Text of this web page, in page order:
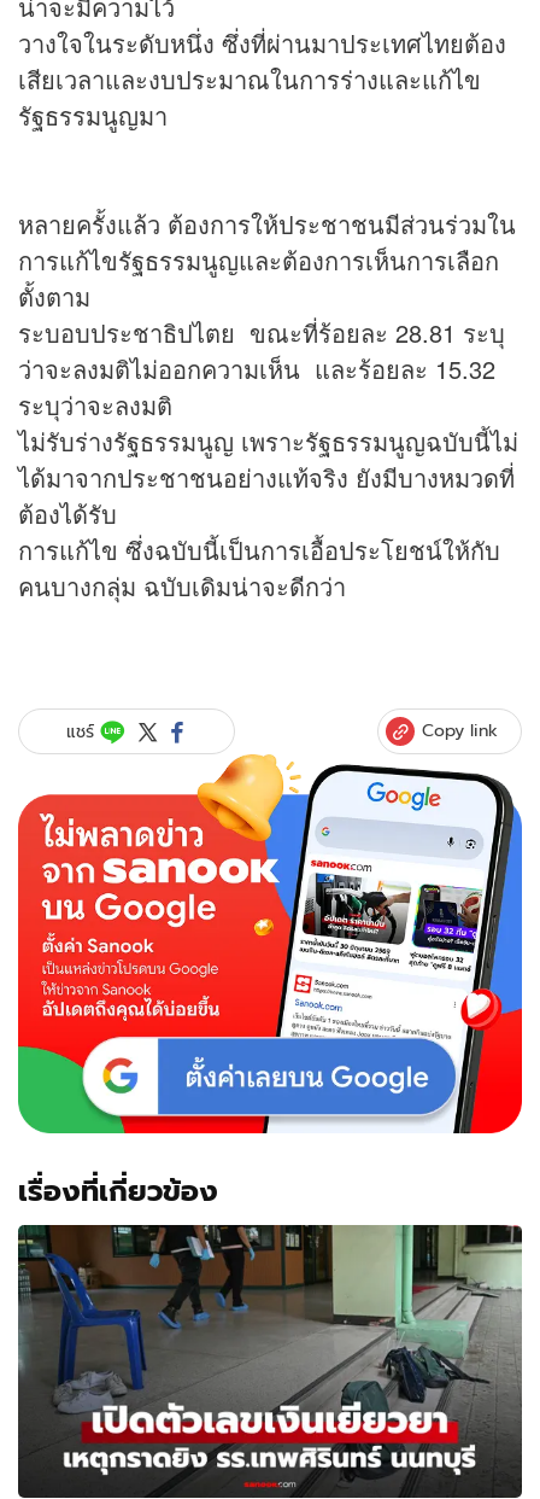
วางใจในระดับหนึ่ง ซึ่งที่ผ่านมาประเทศไทยต้อง
เสียเวลาและงบประมาณในการร่างและแก้ไข
รัฐธรรมนูญมา
หลายครั้งแล้ว ต้องการให้ประชาชนมีส่วนร่วมใน
การแก้ไขรัฐธรรมนูญและต้องการเห็นการเลือก
ตั้งตาม
ระบอบประชาธิปไตย ขณะที่ร้อยละ 28.81 ระบุ
ว่าจะลงมติไม่ออกความเห็น และร้อยละ 15.32
ระบุว่าจะลงมติ
ไม่รับร่างรัฐธรรมนูญ เพราะรัฐธรรมนูญฉบับนี้ไม่
ได้มาจากประชาชนอย่างแท้จริง ยังมีบางหมวดที่
ต้องได้รับ
การแก้ไข ซึ่งฉบับนี้เป็นการเอื้อประโยชน์ให้กับ
คนบางกลุ่ม ฉบับเดิมน่าจะดีกว่า
แชร์ Copy link
เรื่องที่เกี่ยวข้อง